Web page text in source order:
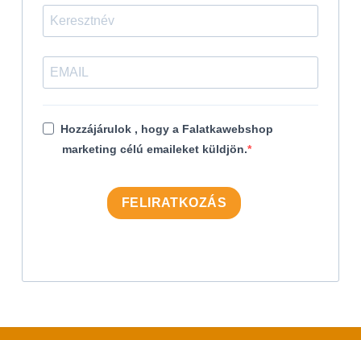
Hozzájárulok , hogy a Falatkawebshop
marketing célú emaileket küldjön.
FELIRATKOZÁS